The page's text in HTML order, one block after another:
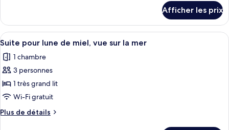
Chambre
Junior
avec
lits
jumeaux,
balcon
(Suite)
Chambre
Junior
avec
jumeaux,
balcon
Afficher les prix
Afficher
toutes
les
photos
pour
ce
type
de
Une chambre d’hôtel avec un grand
5
Suite pour lune de miel, vue sur la mer
1 chambre
3 personnes
1 très grand lit
Wi-Fi gratuit
Plus de détails
Plus